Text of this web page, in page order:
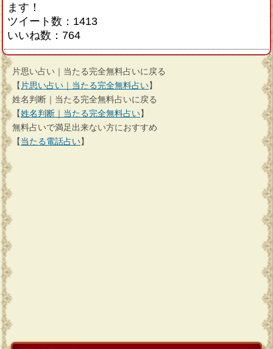
ます！
ツイート数：1413
いいね数：764
片思い占い｜当たる完全無料占いに戻る
【 片思い占い｜当たる完全無料占い】
姓名判断｜当たる完全無料占いに戻る
【姓名判断｜当たる完全無料占い】
無料占いで満足出来ない方におすすめ
【当たる電話占い】